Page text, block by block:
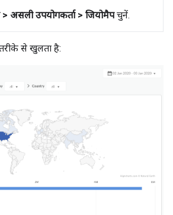
असली उपयोगकर्ता > जियोमैपचुनें.
से खुलता है: